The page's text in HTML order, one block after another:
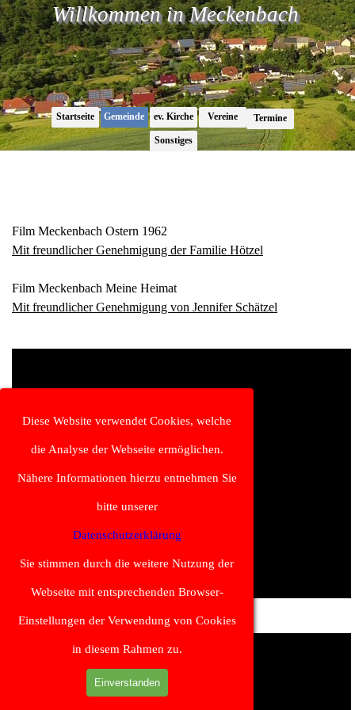
Diese Website verwendet Cookies, welche
die Analyse der Webseite ermöglichen.
Nähere Informationen hierzu entnehmen Sie
bitte unserer
Datenschutzerklärung
Sie stimmen durch die weitere Nutzung der
Webseite mit entsprechenden Browser-
Einstellungen der Verwendung von Cookies
in diesem Rahmen zu.
Einverstanden
Direkt zum Seiteninhalt
Willkommen in Meckenbach
Menü überspringen
Startseite Gemeinde ▼
ev. Kirche ▼
Vereine ▼
Termine
▼
Sonstiges
▼
Film Meckenbach Ostern 1962
Mit freundlicher Genehmigung der Familie Hötzel
Film Meckenbach Meine Heimat
Mit freundlicher Genehmigung von Jennifer Schätzel